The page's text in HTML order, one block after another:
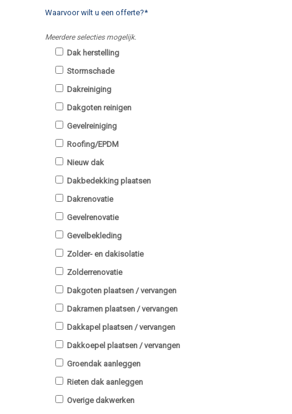
Waarvoor wilt u een offerte?*
Meerdere selecties mogelijk.
Dak herstelling
Stormschade
Dakreiniging
Dakgoten reinigen
Gevelreiniging
Roofing/EPDM
Nieuw dak
Dakbedekking plaatsen
Dakrenovatie
Gevelrenovatie
Gevelbekleding
Zolder- en dakisolatie
Zolderrenovatie
Dakgoten plaatsen / vervangen
Dakramen plaatsen / vervangen
Dakkapel plaatsen / vervangen
Dakkoepel plaatsen / vervangen
Groendak aanleggen
Rieten dak aanleggen
Overige dakwerken